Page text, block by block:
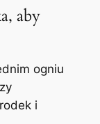
aby
ogniu
i